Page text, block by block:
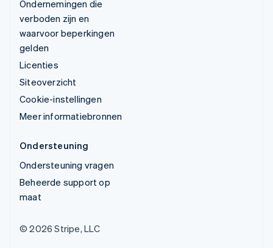
Ondernemingen die
verboden zijn en
waarvoor beperkingen
gelden
Licenties
Siteoverzicht
Cookie-instellingen
Meer informatiebronnen
Ondersteuning
Ondersteuning vragen
Beheerde support op
maat
© 2026 Stripe, LLC